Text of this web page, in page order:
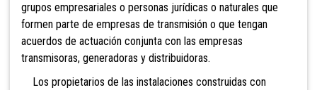
grupos empresariales o personas jurídicas o naturales que
formen parte de empresas de transmisión o que tengan
acuerdos de actuación conjunta con las empresas
transmisoras, generadoras y distribuidoras.
Los propietarios de las instalaciones construidas con